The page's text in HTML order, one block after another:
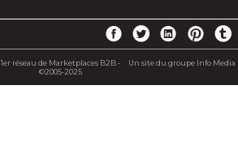
1er réseau de Marketplaces B2B -
©2005-2025
Un site du groupe Info Media